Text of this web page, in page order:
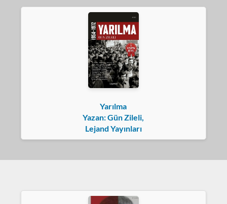
Yarılma
Yazan: Gün Zileli,
Lejand Yayınları